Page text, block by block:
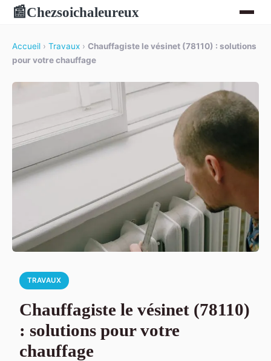
📰Chezsoichaleureux
Accueil › Travaux › Chauffagiste le vésinet (78110) : solutions
pour votre chauffage
TRAVAUX
Chauffagiste le vésinet (78110)
: solutions pour votre
chauffage